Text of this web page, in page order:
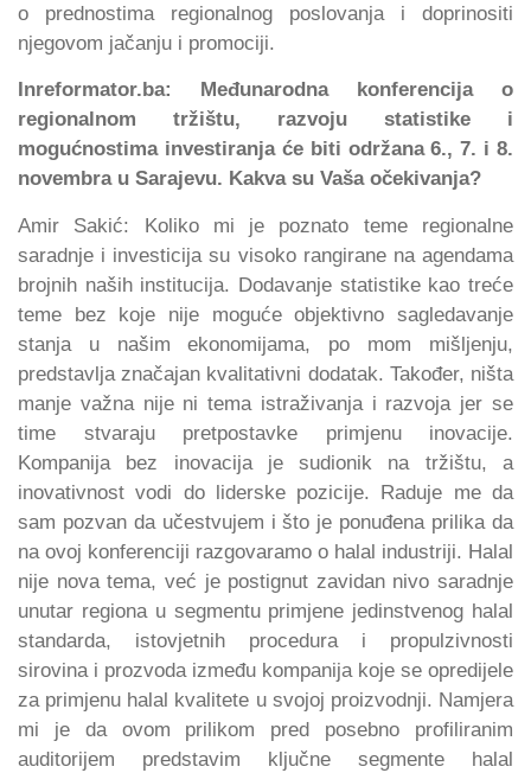
o prednostima regionalnog poslovanja i doprinositi
njegovom jačanju i promociji.
Inreformator.ba: Međunarodna konferencija o
regionalnom tržištu, razvoju statistike i
mogućnostima investiranja će biti održana 6., 7. i 8.
novembra u Sarajevu. Kakva su Vaša očekivanja?
Amir Sakić: Koliko mi je poznato teme regionalne
saradnje i investicija su visoko rangirane na agendama
brojnih naših institucija. Dodavanje statistike kao treće
teme bez koje nije moguće objektivno sagledavanje
stanja u našim ekonomijama, po mom mišljenju,
predstavlja značajan kvalitativni dodatak. Također, ništa
manje važna nije ni tema istraživanja i razvoja jer se
time stvaraju pretpostavke primjenu inovacije.
Kompanija bez inovacija je sudionik na tržištu, a
inovativnost vodi do liderske pozicije. Raduje me da
sam pozvan da učestvujem i što je ponuđena prilika da
na ovoj konferenciji razgovaramo o halal industriji. Halal
nije nova tema, već je postignut zavidan nivo saradnje
unutar regiona u segmentu primjene jedinstvenog halal
standarda, istovjetnih procedura i propulzivnosti
sirovina i prozvoda između kompanija koje se opredijele
za primjenu halal kvalitete u svojoj proizvodnji. Namjera
mi je da ovom prilikom pred posebno profiliranim
auditorijem predstavim ključne segmente halal